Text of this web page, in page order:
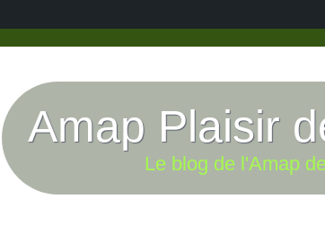
Amap Plaisir
Le blog de l'Amap